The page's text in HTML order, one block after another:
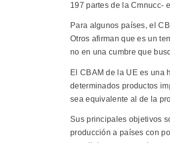
197 partes de la Cmnucc-
Para algunos países, el
Otros afirman que es un
no en una cumbre que
El CBAM de la UE es una
determinados productos
sea equivalente al de la
Sus principales objetivos
producción a países con